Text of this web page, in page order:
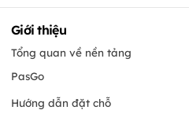
Giới thiệu
Tổng quan về nền tảng
PasGo
Hướng dẫn đặt chỗ